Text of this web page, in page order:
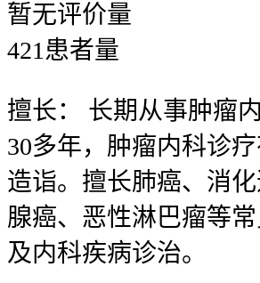
暂无评价量
421患者量
擅长：
长期从事肿瘤
30多年，肿瘤内科诊
造诣。擅长肺癌、消
腺癌、恶性淋巴瘤等
及内科疾病诊治。